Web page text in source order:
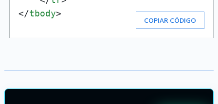
</tbody>
COPIAR CÓDIGO